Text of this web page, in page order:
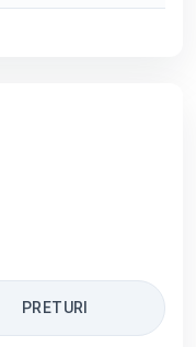
PRETURI